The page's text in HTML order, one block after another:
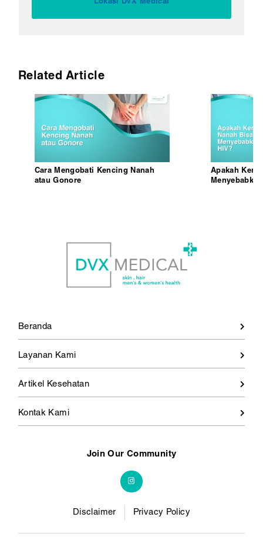
Lokasi DVX Medical
Related Article
Cara Mengobati Kencing Nanah
atau Gonore
Apakah
Beranda
Layanan Kami
Artikel Kesehatan
Kontak Kami
Join Our Community
Disclaimer Privacy Policy